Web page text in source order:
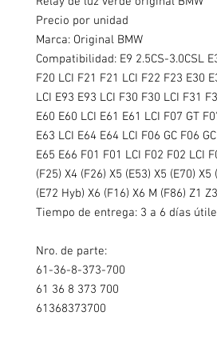
Precio por unidad
Marca: Original BMW
Compatibilidad: E9 2.5CS-3.0CSL
F20 LCI F21 F21 LCI F22 F23 E30
LCI E93 E93 LCI F30 F30 LCI F31
E60 E60 LCI E61 E61 LCI F07 GT
E63 LCI E64 E64 LCI F06 GC F06
E65 E66 F01 F01 LCI F02 F02 LCI
(F25) X4 (F26) X5 (E53) X5 (E70)
(E72 Hyb) X6 (F16) X6 M (F86) Z1
Tiempo de entrega: 3 a 6 días
Nro. de parte:
61-36-8-373-700
61 36 8 373 700
61368373700